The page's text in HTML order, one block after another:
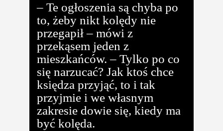
– Te ogłoszenia są chyba po
to, żeby nikt kolędy nie
przegapił – mówi z
przekąsem jeden z
mieszkańców. – Tylko po co
się narzucać? Jak ktoś chce
księdza przyjąć, to i tak
przyjmie i we własnym
zakresie dowie się, kiedy ma
być kolęda.